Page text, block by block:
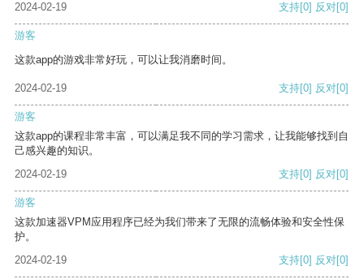
2024-02-19 支持[0] 反对[0]
游客
这款app的游戏非常好玩，可以让我消磨时间。
2024-02-19 支持[0] 反对[0]
游客
这款app的课程非常丰富，可以满足我不同的学习需求，让我能够找到自
己感兴趣的知识。
2024-02-19
支持[0] 反对[0]
游客
这款加速器VPM应用程序已经为我们带来了无限的流畅体验和安全性保
护。
2024-02-19
支持[0] 反对[0]